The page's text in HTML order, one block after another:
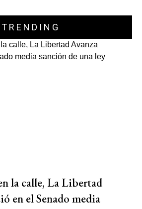
TRENDING
la calle, La Libertad
en el Senado media